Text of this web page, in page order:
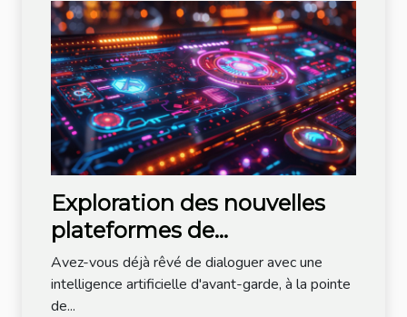
Exploration des nouvelles
plateformes de
conversation IA en 2024
Avez-vous déjà rêvé de dialoguer avec une
intelligence artificielle d'avant-garde, à la pointe
de...